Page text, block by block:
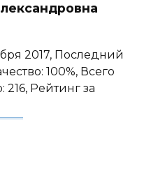
2017, Последний
100%, Всего
216, Рейтинг за